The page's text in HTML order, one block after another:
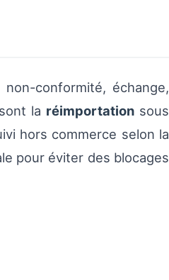
conformité, échange,
la réimportation sous
hors commerce selon la
pour éviter des blocages